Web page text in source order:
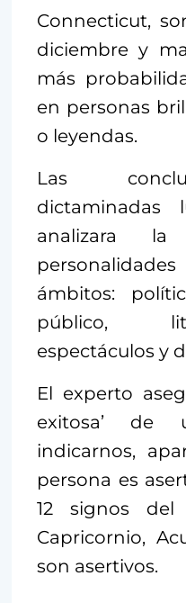
Connecticut,
diciembre y
más
en personas
o leyendas.
Las
analizara
ámbitos:
público,
espectáculos y
El experto
exitosa’ de
indicarnos,
persona es
12 signos del
Capricornio,
son asertivos.